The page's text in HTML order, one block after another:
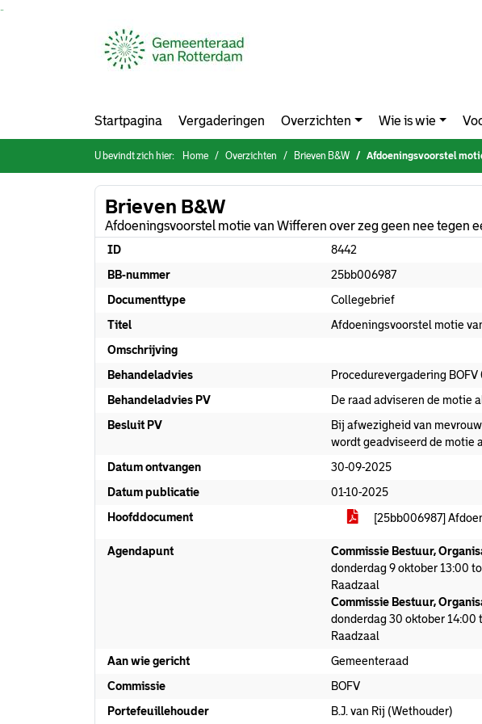
Startpagina Vergaderingen Overzichten Wie is wie
U bevindt zich hier: Home Overzichten Brieven B&W Afdoeningsvoorstel motie van
Brieven B&W
Afdoeningsvoorstel motie van Wifferen over zeg geen nee tegen
ID
8442
BB-nummer
25bb006987
Documenttype
Collegebrief
Titel
Afdoeningsvoorstel motie
Omschrijving
Behandeladvies
Procedurevergadering BOFV
Behandeladvies PV
De raad adviseren de motie
Besluit PV
Bij afwezigheid van
wordt geadviseerd de motie
Datum ontvangen
30-09-2025
Datum publicatie
01-10-2025
Hoofddocument
[25bb006987]
Agendapunt Commissie Bestuur,
donderdag 9 oktober 13:00
Raadzaal
Commissie Bestuur,
donderdag 30 oktober 14:00
Raadzaal
Aan wie gericht
Gemeenteraad
Commissie
BOFV
Portefeuillehouder
B.J. van Rij (Wethouder)